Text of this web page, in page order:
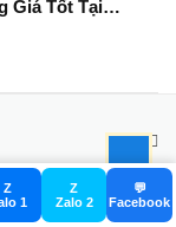
Giá Tốt Tại
Z
1
Z
Zalo 2
💬
Facebook